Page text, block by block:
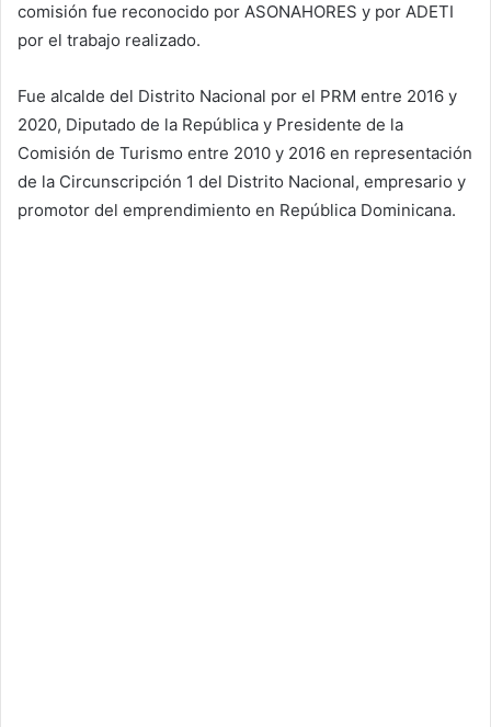
comisión fue reconocido por ASONAHORES y por ADETI
por el trabajo realizado.
Fue alcalde del Distrito Nacional por el PRM entre 2016 y
2020, Diputado de la República y Presidente de la
Comisión de Turismo entre 2010 y 2016 en representación
de la Circunscripción 1 del Distrito Nacional, empresario y
promotor del emprendimiento en República Dominicana.